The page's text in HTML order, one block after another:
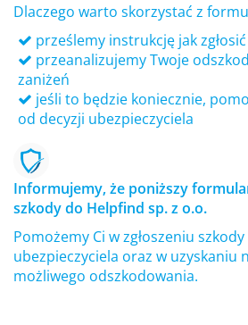
Dlaczego warto skorzystać z
prześlemy instrukcję jak
przeanalizujemy Twoje
zaniżeń
jeśli to będzie koniecznie,
od decyzji ubezpieczyciela
Informujemy, że poniższy
szkody do Helpfind sp. z o.o.
Pomożemy Ci w zgłoszeniu
ubezpieczyciela oraz w uzyskaniu
możliwego odszkodowania.